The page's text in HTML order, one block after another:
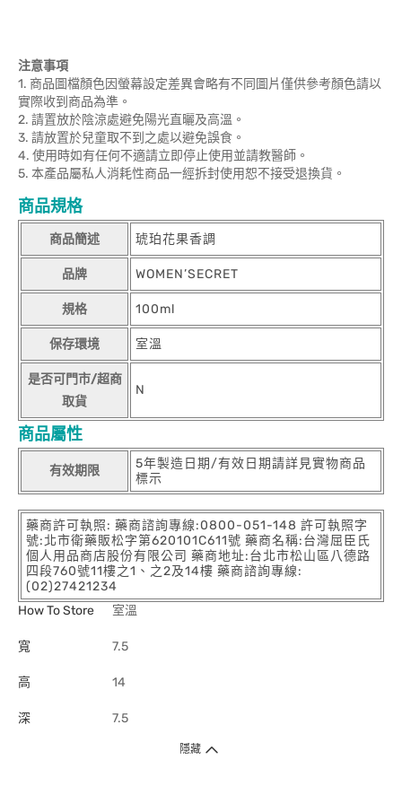
注意事項
1. 商品圖檔顏色因螢幕設定差異會略有不同圖片僅供參考顏色請以
實際收到商品為準。
2. 請置放於陰涼處避免陽光直曬及高溫。
3. 請放置於兒童取不到之處以避免誤食。
4. 使用時如有任何不適請立即停止使用並請教醫師。
5. 本產品屬私人消耗性商品一經拆封使用恕不接受退換貨。
商品規格
商品簡述 琥珀花果香調
品牌 WOMEN’SECRET
規格 100ml
保存環境 室溫
是否可門市/超商
取貨
N
商品屬性
有效期限
5年製造日期/有效日期請詳見實物商品
標示
藥商許可執照: 藥商諮詢專線:0800-051-148 許可執照字
號:北市衛藥販松字第620101C611號 藥商名稱:台灣屈臣氏
個人用品商店股份有限公司 藥商地址:台北市松山區八德路
四段760號11樓之1、之2及14樓 藥商諮詢專線:
(02)27421234
How To Store
室溫
寬 7.5
高 14
深 7.5
隱藏